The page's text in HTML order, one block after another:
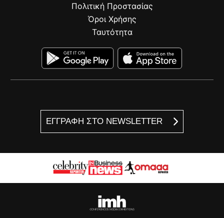
ΕΓΓΡΑΦΗ ΣΤΟ NEWSLETTER
Πολιτική Προστασίας
Όροι Χρήσης
Ταυτότητα